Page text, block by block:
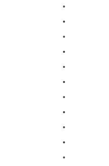
•
•
•
•
•
•
•
•
•
•
•